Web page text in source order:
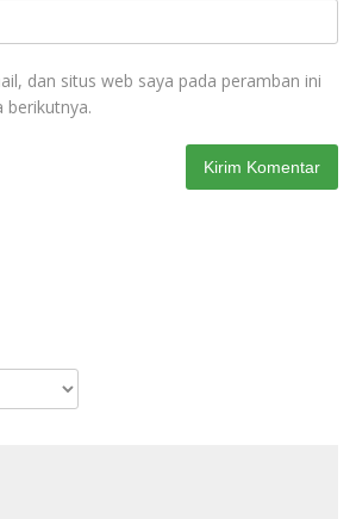
dan situs web saya pada peramban ini
berikutnya.